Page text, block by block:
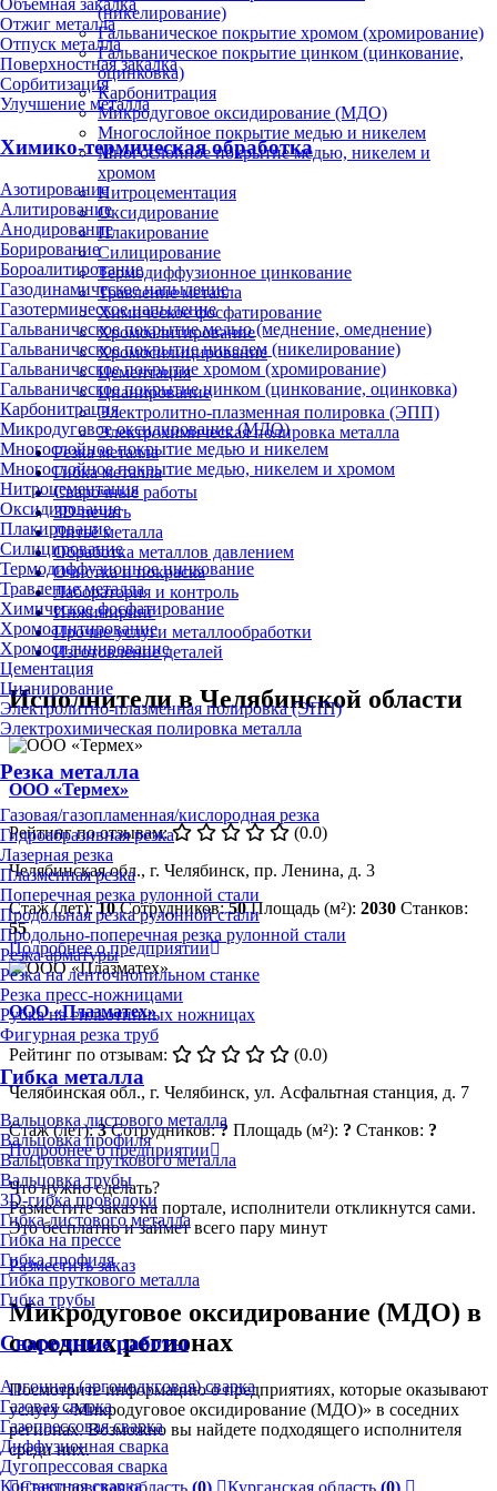
Отжиг металла
Отпуск металла
Поверхностная закалка
Сорбитизация
Улучшение металла
Химико-термическая обработка
Азотирование
Алитирование
Анодирование
Борирование
Бороалитирование
Газодинамическое напыление
Газотермическое напыление
Гальваническое покрытие медью (меднение, омеднение)
Гальваническое покрытие никелем (никелирование)
Гальваническое покрытие хромом (хромирование)
Гальваническое покрытие цинком (цинкование, оцинковка)
Карбонитрация
Микродуговое оксидирование (МДО)
Многослойное покрытие медью и никелем
Многослойное покрытие медью, никелем и хромом
Нитроцементация
Оксидирование
Плакирование
Силицирование
Термодиффузионное цинкование
Травление металла
Химическое фосфатирование
Хромоалитирование
Хромосилицирование
Цементация
Цианирование
Электролитно-плазменная полировка (ЭПП)
Электрохимическая полировка металла
Резка металла
Газовая/газопламенная/кислородная резка
Гидроабразивная резка
Лазерная резка
Плазменная резка
Поперечная резка рулонной стали
Продольная резка рулонной стали
Продольно-поперечная резка рулонной стали
Резка арматуры
Резка на ленточнопильном станке
Резка пресс-ножницами
Рубка на гильотинных ножницах
Фигурная резка труб
Гибка металла
Вальцовка листового металла
Вальцовка профиля
Вальцовка пруткового металла
Вальцовка трубы
3D-гибка проволоки
Гибка листового металла
Гибка на прессе
Гибка профиля
Гибка пруткового металла
Гибка трубы
Сварочные работы
Аргонная (аргонодуговая) сварка
Газовая сварка
Газопрессовая сварка
Диффузионная сварка
Дугопрессовая сварка
Контактная сварка
(никелирование)
Гальваническое покрытие хромом (хромирование)
Гальваническое покрытие цинком (цинкование,
оцинковка)
Карбонитрация
Микродуговое оксидирование (МДО)
Многослойное покрытие медью и никелем
Многослойное покрытие медью, никелем и
хромом
Нитроцементация
Оксидирование
Плакирование
Силицирование
Термодиффузионное цинкование
Травление металла
Химическое фосфатирование
Хромоалитирование
Хромосилицирование
Цементация
Цианирование
Электролитно-плазменная полировка (ЭПП)
Электрохимическая полировка металла
Резка металла
Гибка металла
Сварочные работы
3D-печать
Литьё металла
Обработка металлов давлением
Очистка и покраска
Лаборатория и контроль
Инжиниринг
Прочие услуги металлообработки
Изготовление деталей
Исполнители в Челябинской области
ООО «Термех»
Рейтинг по отзывам:
(0.0)
Челябинская обл., г. Челябинск, пр. Ленина, д. 3
Стаж (лет):10 Сотрудников:50 Площадь (м²): 2030 Станков:
55
Подробнее о предприятии
ООО «Плазматех»
Рейтинг по отзывам:
(0.0)
Челябинская обл., г. Челябинск, ул. Асфальтная станция, д. 7
Стаж (лет):3 Сотрудников:? Площадь (м²): ? Станков: ?
Подробнее о предприятии
Что нужно сделать?
Разместите заказ на портале, исполнители откликнутся сами.
Это бесплатно и займет всего пару минут
Разместить заказ
Микродуговое оксидирование (МДО) в
соседних регионах
Посмотрите информацию о предприятиях, которые оказывают
услугу «Микродуговое оксидирование (МДО)» в соседних
регионах. Возможно вы найдете подходящего исполнителя
среди них.